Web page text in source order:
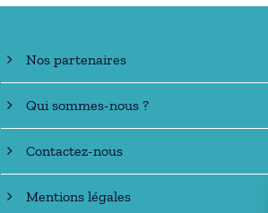
Nos partenaires
Qui sommes-nous ?
Contactez-nous
Mentions légales